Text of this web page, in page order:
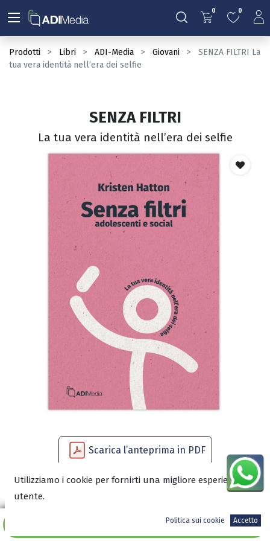
0 0
Prodotti Libri ADI-Media Giovani
SENZA FILTRI La
tua vera identità nell’era dei selfie
Aggiungi al carrello
SENZA FILTRI
La tua vera identità nell’era dei selfie
Scarica l’anteprima in PDF
Utilizziamo i cookie per fornirti una migliore esperienza
utente.
Politica sui cookie Accetto